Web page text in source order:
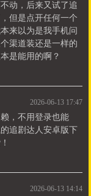
动，后来又试了追
但是点开任何一个
来以为是我手机问
渠道装还是一样的
是能用的啊？
2026-06-13 17:47
，不用登录也能
追剧达人安卓版下
2026-06-13 14:14